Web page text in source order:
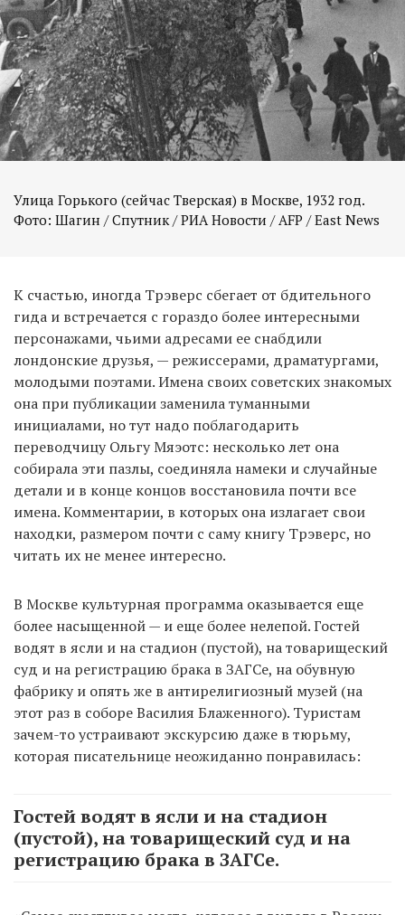
Улица Горького (сейчас Тверская) в Москве, 1932 год.
Фото: Шагин / Спутник / РИА Новости / AFP / East News
К счастью, иногда Трэверс сбегает от бдительного
гида и встречается с гораздо более интересными
персонажами, чьими адресами ее снабдили
лондонские друзья, — режиссерами, драматургами,
молодыми поэтами. Имена своих советских знакомых
она при публикации заменила туманными
инициалами, но тут надо поблагодарить
переводчицу Ольгу Мяэотс: несколько лет она
собирала эти пазлы, соединяла намеки и случайные
детали и в конце концов восстановила почти все
имена. Комментарии, в которых она излагает свои
находки, размером почти с саму книгу Трэверс, но
читать их не менее интересно.
В Москве культурная программа оказывается еще
более насыщенной — и еще более нелепой. Гостей
водят в ясли и на стадион (пустой), на товарищеский
суд и на регистрацию брака в ЗАГСе, на обувную
фабрику и опять же в антирелигиозный музей (на
этот раз в соборе Василия Блаженного). Туристам
зачем-то устраивают экскурсию даже в тюрьму,
которая писательнице неожиданно понравилась:
Гостей водят в ясли и на стадион
(пустой), на товарищеский суд и на
регистрацию брака в ЗАГСе.